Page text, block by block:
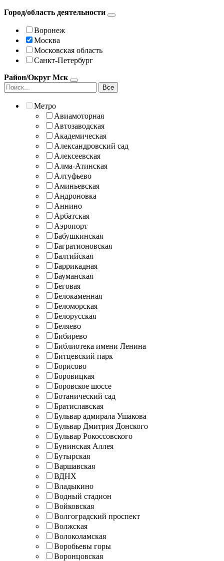
Город/область деятельности
Воронеж
Москва
Московская область
Санкт-Петербург
Район/Округ Мск
Все
Метро
Авиамоторная
Автозаводская
Академическая
Александровский сад
Алексеевская
Алма-Атинская
Алтуфьево
Аминьевская
Андроновка
Аннино
Арбатская
Аэропорт
Бабушкинская
Багратионовская
Балтийская
Баррикадная
Бауманская
Беговая
Белокаменная
Беломорская
Белорусская
Беляево
Бибирево
Библиотека имени Ленина
Битцевский парк
Борисово
Боровицкая
Боровское шоссе
Ботанический сад
Братиславская
Бульвар адмирала Ушакова
Бульвар Дмитрия Донского
Бульвар Рокоссовского
Бунинская Аллея
Бутырская
Варшавская
ВДНХ
Владыкино
Водный стадион
Войковская
Волгоградский проспект
Волжская
Волоколамская
Воробьевы горы
Воронцовская